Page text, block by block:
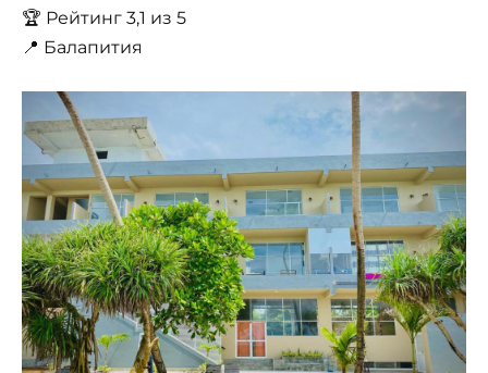
🏆 Рейтинг 3,1 из 5
📍 Балапития